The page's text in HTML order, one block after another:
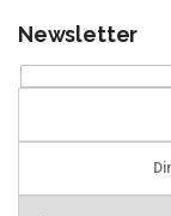
Newsletter